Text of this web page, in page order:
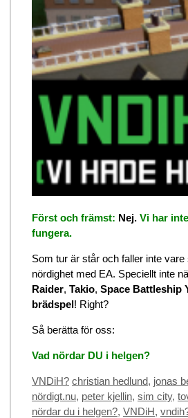
Först och främst: Nej. Vi har
fungera.
Som tur är står och faller inte vare
nördighet med EA. Speciellt inte
Raider, Takio, Space Battleship
brädspel! Right?
Så berätta för oss:
Vad nördar DU i helgen?
Categories
VNDiH? Tags
christian hedlund, jonas
nördigt.nu, peter kjellin, sim city,
nördar du i helgen?, VNDiH,